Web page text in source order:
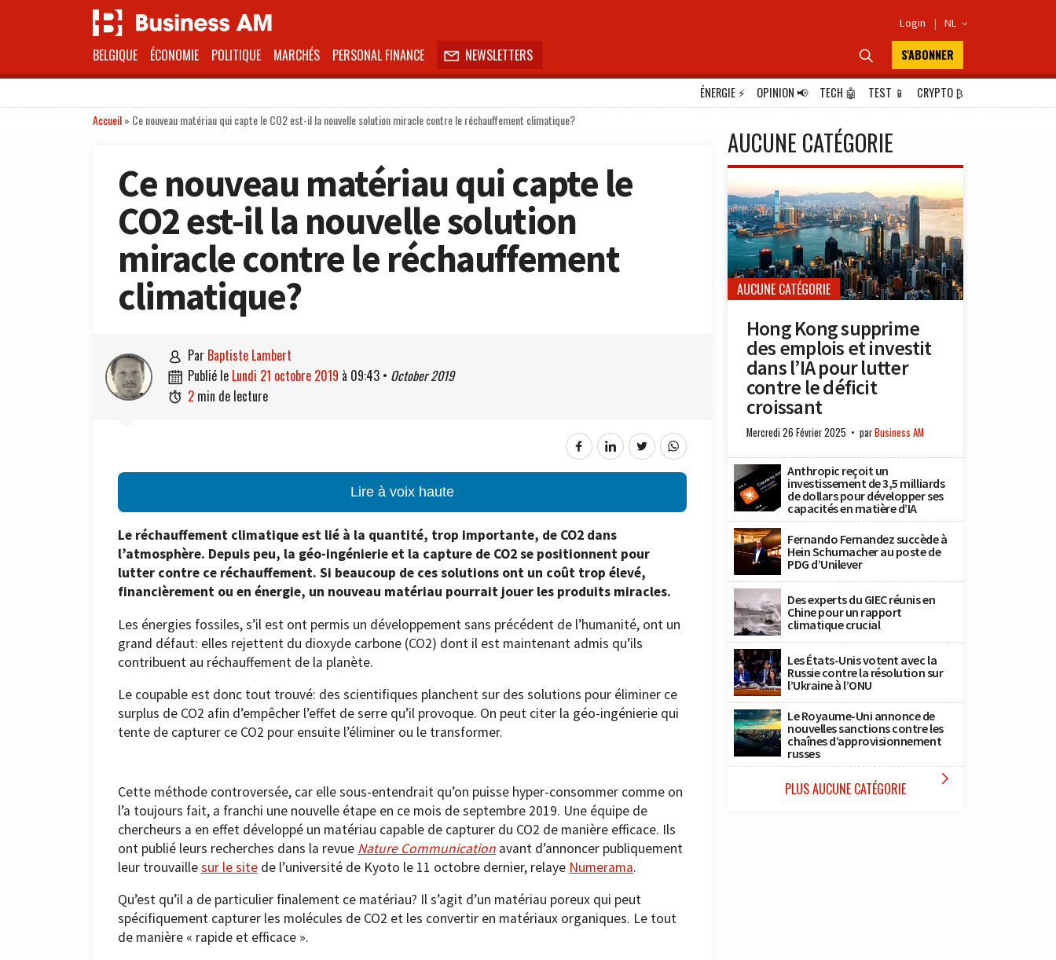
Login | NL 
BELGIQUE ÉCONOMIE POLITIQUE MARCHÉS PERSONAL FINANCE  NEWSLETTERS  S'ABONNER
ÉNERGIE⚡ OPINION📢 TECH 🤖 TEST 📱 CRYPTO₿
Accueil» Ce nouveau matériau qui capte le CO2 est-il la nouvelle solution miracle contre le réchauffement climatique?
Ce nouveau matériau qui capte le
CO2 est-il la nouvelle solution
miracle contre le réchauffement
climatique?
 par Baptiste Lambert
 publié le lundi 21 octobre 2019 à 09:43 • October 2019
 2 min de lecture
Lire à voix haute
Le réchauffement climatique est lié à la quantité, trop importante, de CO2 dans
l’atmosphère. Depuis peu, la géo-ingénierie et la capture de CO2 se positionnent pour
lutter contre ce réchauffement. Si beaucoup de ces solutions ont un coût trop élevé,
financièrement ou en énergie, un nouveau matériau pourrait jouer les produits miracles.
Les énergies fossiles, s’il est ont permis un développement sans précédent de l’humanité, ont un
grand défaut: elles rejettent du dioxyde carbone (CO2) dont il est maintenant admis qu’ils
contribuent au réchauffement de la planète.
Le coupable est donc tout trouvé: des scientifiques planchent sur des solutions pour éliminer ce
surplus de CO2 afin d’empêcher l’effet de serre qu’il provoque. On peut citer la géo-ingénierie qui
tente de capturer ce CO2 pour ensuite l’éliminer ou le transformer.
Cette méthode controversée, car elle sous-entendrait qu’on puisse hyper-consommer comme on
l’a toujours fait, a franchi une nouvelle étape en ce mois de septembre 2019. Une équipe de
chercheurs a en effet développé un matériau capable de capturer du CO2 de manière efficace. Ils
ont publié leurs recherches dans la revue Nature Communication avant d’annoncer publiquement
leur trouvaillesur le site de l’université de Kyoto le 11 octobre dernier, relaye Numerama.
Qu’est qu’il a de particulier finalement ce matériau? Il s’agit d’un matériau poreux qui peut
spécifiquement capturer les molécules de CO2 et les convertir en matériaux organiques. Le tout
de manière « rapide et efficace ».
AUCUNE CATÉGORIE
AUCUNE CATÉGORIE
Hong Kong supprime
des emplois et investit
dans l’IA pour lutter
contre le déficit
croissant
Mercredi 26 Février 2025 parBusiness AM
Anthropic reçoit un
investissement de 3,5 milliards
de dollars pour développer ses
capacités en matière d’IA
Fernando Fernandez succède à
Hein Schumacher au poste de
PDG d’Unilever
Des experts du GIEC réunis en
Chine pour un rapport
climatique crucial
Les États-Unis votent avec la
Russie contre la résolution sur
l’Ukraine à l’ONU
Le Royaume-Uni annonce de
nouvelles sanctions contre les
chaînes d’approvisionnement
russes
PLUS AUCUNE CATÉGORIE 